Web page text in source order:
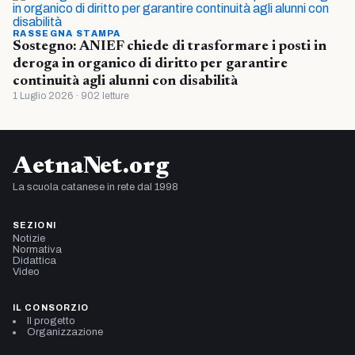
RASSEGNA STAMPA
Sostegno: ANIEF chiede di trasformare i posti in
deroga in organico di diritto per garantire
continuità agli alunni con disabilità
1 Luglio 2026 · 902 letture
AetnaNet.org
La scuola catanese in rete dal 1998
SEZIONI
Notizie
Normativa
Didattica
Video
IL CONSORZIO
Il progetto
Organizzazione